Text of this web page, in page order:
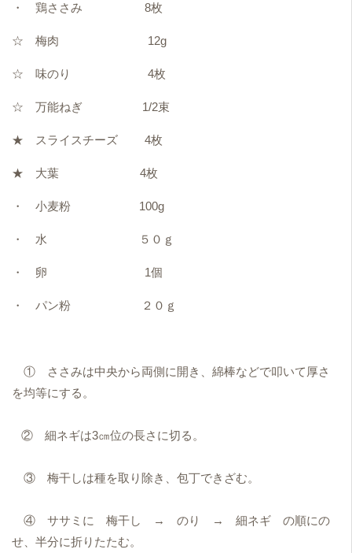
・ 鶏ささみ 8枚
☆ 梅肉 12g
☆ 味のり 4枚
☆ 万能ねぎ 1/2束
★ スライスチーズ 4枚
★ 大葉 4枚
・ 小麦粉 100g
・ 水 ５０ｇ
・ 卵 1個
・ パン粉 ２０ｇ
① ささみは中央から両側に開き、綿棒などで叩いて厚さ
を均等にする。
② 細ネギは3㎝位の長さに切る。
③ 梅干しは種を取り除き、包丁できざむ。
④ ササミに 梅干し → のり → 細ネギ の順にの
せ、半分に折りたたむ。